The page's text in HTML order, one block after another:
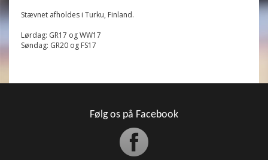
Stævnet afholdes i Turku, Finland.
Lørdag: GR17 og WW17
Søndag: GR20 og FS17
Følg os på Facebook